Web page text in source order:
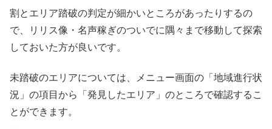
割とエリア踏破の判定が細かいところがあったりするの
で、リリス像・名声稼ぎのついでに隅々まで移動して探索
しておいた方が良いです。
未踏破のエリアについては、メニュー画面の「地域進行状
況」の項目から「発見したエリア」のところで確認するこ
とができます。